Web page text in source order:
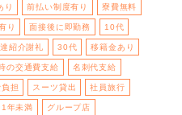
り 前払い制度有り 寮費無料
り 面接後に即勤務 10代
紹介謝礼 30代 移籍金あり
の交通費支給 名刺代支給
担 スーツ貸出 社員旅行
1年未満 グループ店